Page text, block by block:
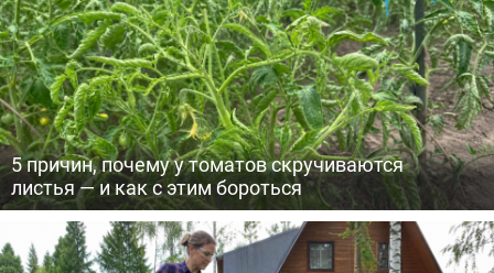
5 причин, почему у томатов скручиваются
листья — и как с этим бороться